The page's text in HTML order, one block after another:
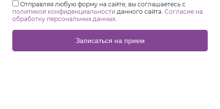
Отправляя любую форму на сайте, вы соглашаетесь с
политикой конфиденциальности данного сайта. Согласие на
обработку персональных данных.
Записаться на прием